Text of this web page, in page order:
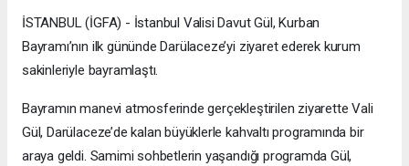
İSTANBUL (İGFA) - İstanbul Valisi Davut Gül, Kurban
Bayramı’nın ilk gününde Darülaceze’yi ziyaret ederek kurum
sakinleriyle bayramlaştı.
Bayramın manevi atmosferinde gerçekleştirilen ziyarette Vali
Gül, Darülaceze’de kalan büyüklerle kahvaltı programında bir
araya geldi. Samimi sohbetlerin yaşandığı programda Gül,